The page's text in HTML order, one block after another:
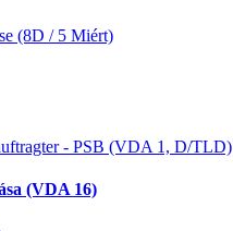
(8D / 5 Miért)
- PSB (VDA 1, D/TLD)
(VDA 16)